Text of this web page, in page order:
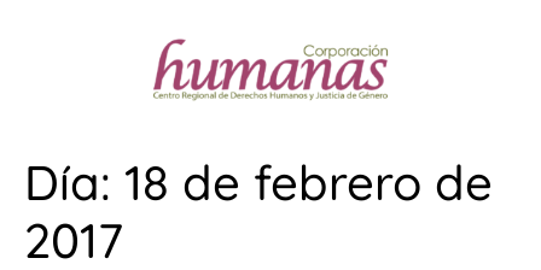
Día: 18 de febrero de
2017